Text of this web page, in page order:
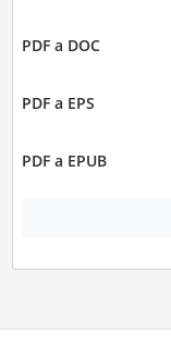
PDF a DOC
PDF a EPS
PDF a EPUB